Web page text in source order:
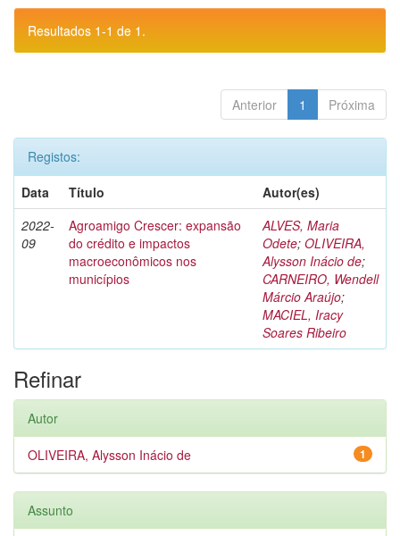
Resultados 1-1 de 1.
Anterior 1 Próxima
Registos:
Data
Título
Autor(es)
2022-
09
Agroamigo Crescer: expansão
do crédito e impactos
macroeconômicos nos
municípios
ALVES, Maria
Odete; OLIVEIRA,
Alysson Inácio de;
CARNEIRO, Wendell
Márcio Araújo;
MACIEL, Iracy
Soares Ribeiro
Refinar
Autor
1
OLIVEIRA, Alysson Inácio de
Assunto